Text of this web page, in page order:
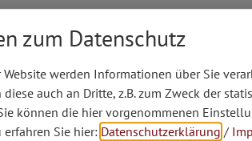
mit Kind als Himmelkönigin (19.
wurde.
und der Hl. Walburga wurde am
zum Datenschutz
Website werden Informationen über Sie
auch an Dritte, z.B. zum Zweck der
können die hier vorgenommenen
erfahren Sie hier: Datenschutzerklärung /